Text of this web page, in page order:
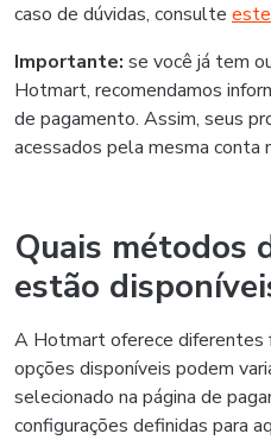
caso de dúvidas, consulte
Importante: se você já tem
Hotmart, recomendamos
de pagamento. Assim, seus
acessados pela mesma conta
Quais métodos
estão
A Hotmart oferece diferentes
opções disponíveis podem
selecionado na página de
configurações definidas para